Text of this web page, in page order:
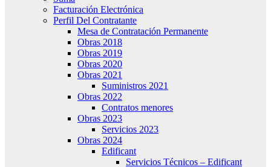
Facturación Electrónica
Perfil Del Contratante
Mesa de Contratación Permanente
Obras 2018
Obras 2019
Obras 2020
Obras 2021
Suministros 2021
Obras 2022
Contratos menores
Obras 2023
Servicios 2023
Obras 2024
Edificant
Servicios Técnicos – Edificant